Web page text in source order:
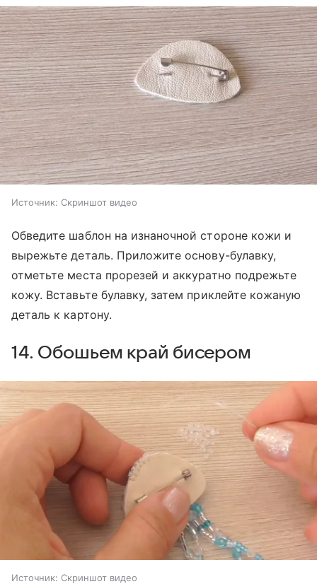
Источник: Скриншот видео
Обведите шаблон на изнаночной стороне кожи и
вырежьте деталь. Приложите основу-булавку,
отметьте места прорезей и аккуратно подрежьте
кожу. Вставьте булавку, затем приклейте кожаную
деталь к картону.
14. Обошьем край бисером
Источник: Скриншот видео